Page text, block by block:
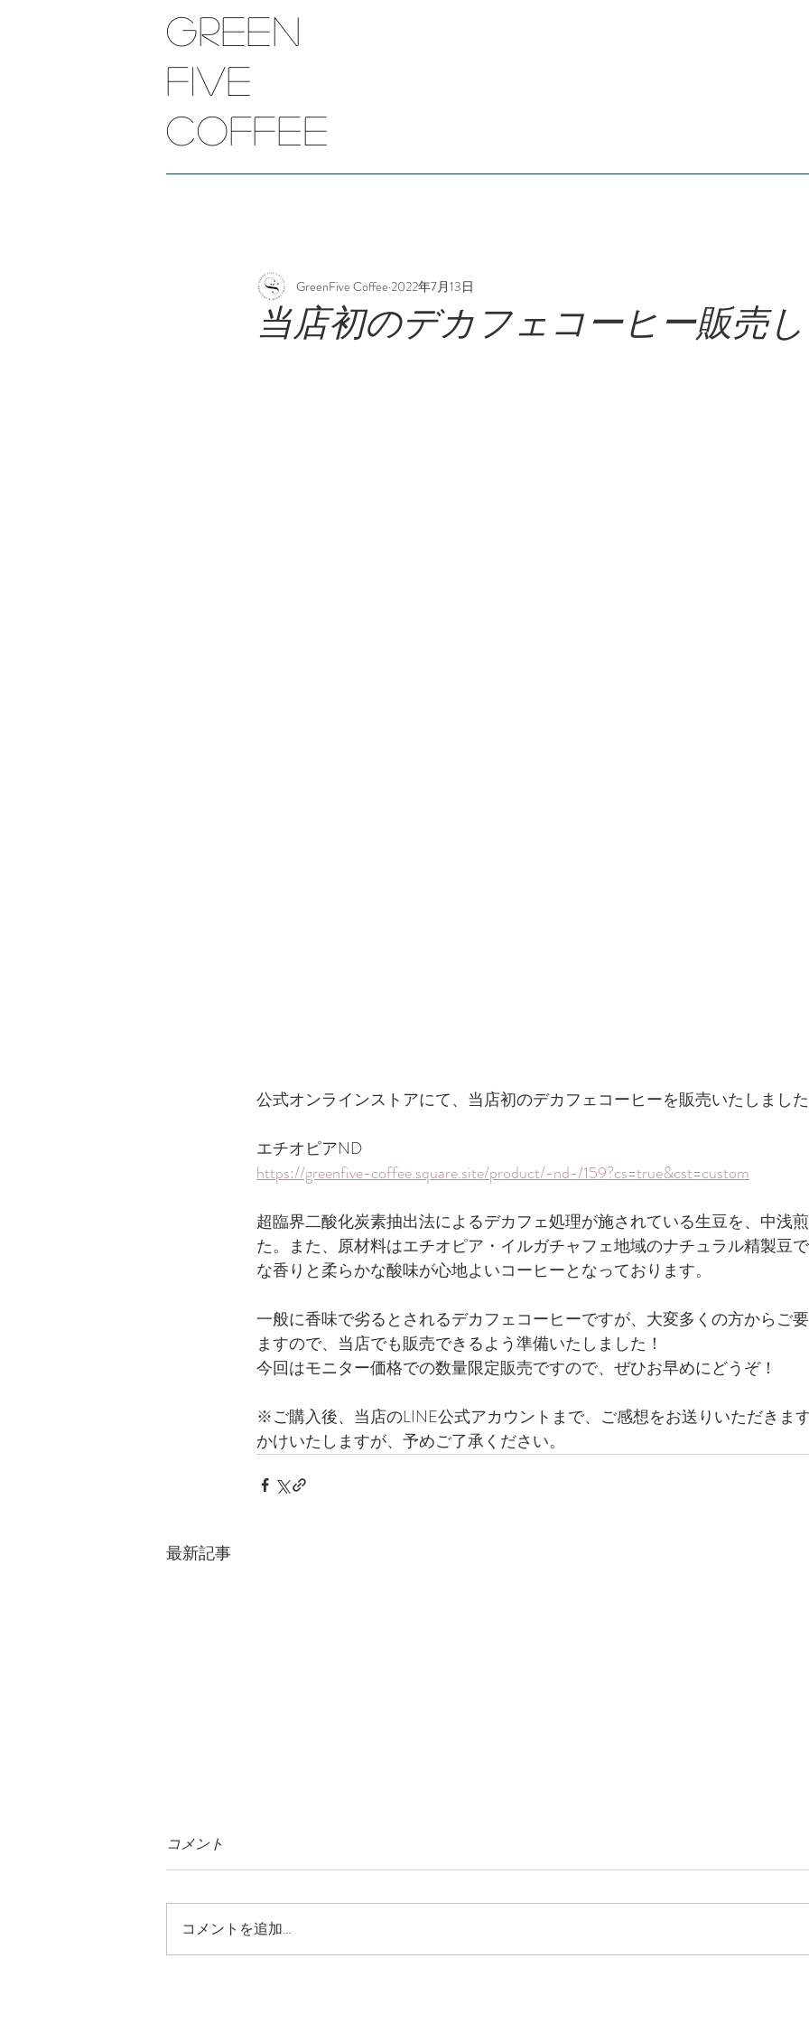
Green
five
​coffee
当店初のデカフェコーヒー販売
GreenFive Coffee 2022年7月13日
公式オンラインストアにて、当店初のデカフェコーヒーを販売いたしまし
エチオピアND
https://greenfive-coffee.square.site/product/-nd-/159?cs=true&cst=custom
超臨界二酸化炭素抽出法によるデカフェ処理が施されている生豆を、中浅
た。また、原材料はエチオピア・イルガチャフェ地域のナチュラル精製豆
な香りと柔らかな酸味が心地よいコーヒーとなっております。
一般に香味で劣るとされるデカフェコーヒーですが、大変多くの方からご
ますので、当店でも販売できるよう準備いたしました！
今回はモニター価格での数量限定販売ですので、ぜひお早めにどうぞ！
※ご購入後、当店のLINE公式アカウントまで、ご感想をお送りいただきま
かけいたしますが、予めご了承ください。
最新記事
コメント
コメントを追加…